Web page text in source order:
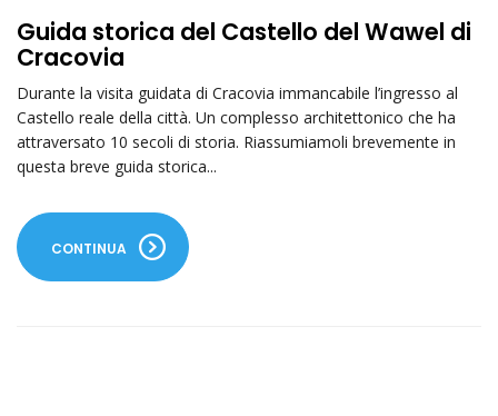
Guida storica del Castello del Wawel di
Cracovia
Durante la visita guidata di Cracovia immancabile l’ingresso al
Castello reale della città. Un complesso architettonico che ha
attraversato 10 secoli di storia. Riassumiamoli brevemente in
questa breve guida storica...
CONTINUA